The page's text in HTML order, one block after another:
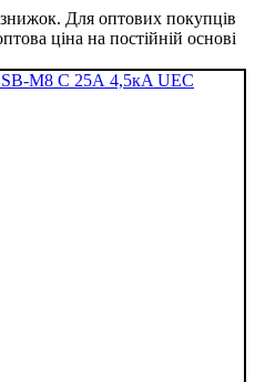
Для оптових покупців
ціна на постійній основі